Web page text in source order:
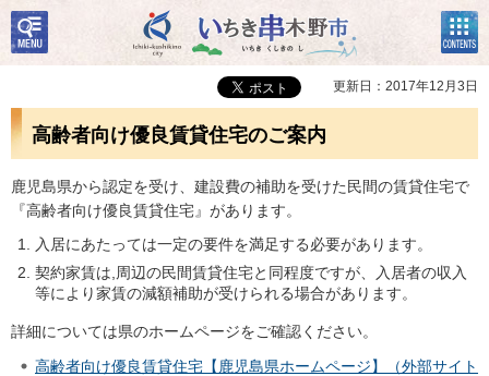
いちき串木野市
検
索・
共通
コン
テン
ツメ
ニュ
更新日：2017年12月3日
高齢者向け優良賃貸住宅のご案内
鹿児島県から認定を受け、建設費の補助を受けた民間の賃貸住宅で
『高齢者向け優良賃貸住宅』があります。
入居にあたっては一定の要件を満足する必要があります。
契約家賃は,周辺の民間賃貸住宅と同程度ですが、入居者の収入
等により家賃の減額補助が受けられる場合があります。
詳細については県のホームページをご確認ください。
高齢者向け優良賃貸住宅【鹿児島県ホームページ】（外部サイト